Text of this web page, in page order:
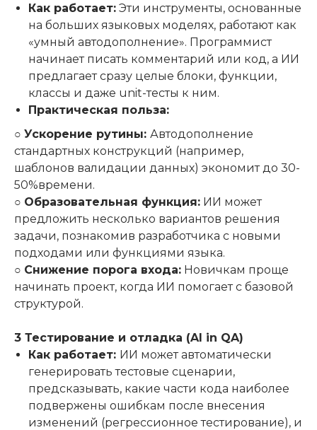
Как работает: Эти инструменты, основанные
на больших языковых моделях, работают как
«умный автодополнение». Программист
начинает писать комментарий или код, а ИИ
предлагает сразу целые блоки, функции,
классы и даже unit-тесты к ним.
Практическая польза:
○ Ускорение рутины: Автодополнение
стандартных конструкций (например,
шаблонов валидации данных) экономит до 30-
50%времени.
○ Образовательная функция: ИИ может
предложить несколько вариантов решения
задачи, познакомив разработчика с новыми
подходами или функциями языка.
○ Снижение порога входа: Новичкам проще
начинать проект, когда ИИ помогает с базовой
структурой.
3 Тестирование и отладка (AI in QA)
Как работает: ИИ может автоматически
генерировать тестовые сценарии,
предсказывать, какие части кода наиболее
подвержены ошибкам после внесения
изменений (регрессионное тестирование), и